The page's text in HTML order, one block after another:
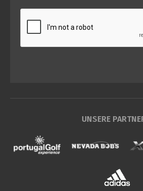
UNSERE